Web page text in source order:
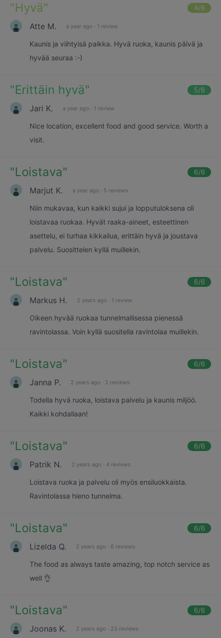
"Hyvä" 4/6
Atte M. a year ago · 1 review
Kaunis ja viihtyisä paikka. Hyvä ruoka, kaunis päivä ja
hyvää seuraa :-)
"Erittäin hyvä" 5/6
Jari K. a year ago · 1 review
Nice location, excellent food and good service. Worth a
visit.
"Loistava" 6/6
Marjut K. a year ago · 5 reviews
Niin mukavaa, kun kaikki sujui ja lopputuloksena oli
loistavaa ruokaa. Hyvät raaka-aineet, esteettinen
asettelu, ei turhaa kikkailua, erittäin hyvä ja joustava
palvelu. Suosittelen kyllä muillekin.
"Loistava" 6/6
Markus H. 2 years ago · 1 review
Oikeen hyvää ruokaa tunnelmallisessa pienessä
ravintolassa. Voin kyllä suositella ravintolaa muillekin.
"Loistava" 6/6
Janna P. 2 years ago · 2 reviews
Todella hyvä ruoka, loistava palvelu ja kaunis miljöö.
Kaikki kohdallaan!
"Loistava" 6/6
Patrik N. 2 years ago · 4 reviews
Loistava ruoka ja palvelu oli myös ensiluokkaista.
Ravintolassa hieno tunnelma.
"Loistava" 6/6
Lizelda Q. 2 years ago · 6 reviews
The food as always taste amazing, top notch service as
well 👌
"Loistava" 6/6
Joonas K. 2 years ago · 23 reviews